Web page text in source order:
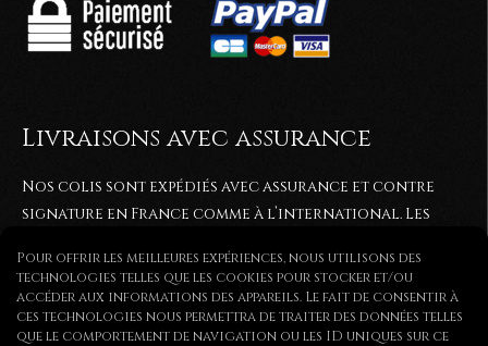
Pour offrir les meilleures expériences, nous utilisons des
technologies telles que les cookies pour stocker et/ou
accéder aux informations des appareils. Le fait de consentir à
ces technologies nous permettra de traiter des données telles
que le comportement de navigation ou les ID uniques sur ce
Livraisons avec assurance
Nos colis sont expédiés avec assurance et contre
signature en France comme à l’international. Les
5 jours après réception du paiement. Elles sont
expédiées via colissimo ou par lettre recommandée.